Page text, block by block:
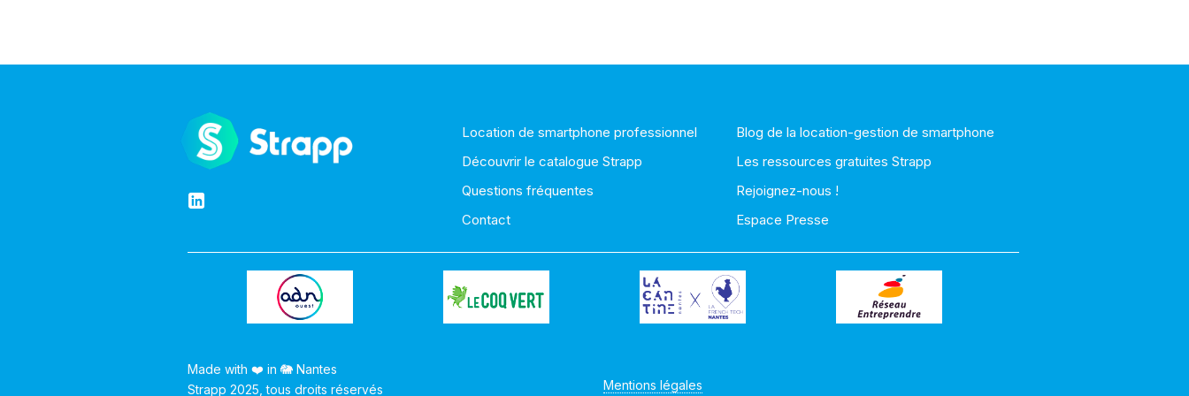
Location de smartphone professionnel
Découvrir le catalogue Strapp
Questions fréquentes
Contact
Blog de la location-gestion de smartphone
Les ressources gratuites Strapp
Rejoignez-nous !
Espace Presse
Made with ❤️ in 🐘 Nantes
Strapp 2025, tous droits réservés
Mentions légales